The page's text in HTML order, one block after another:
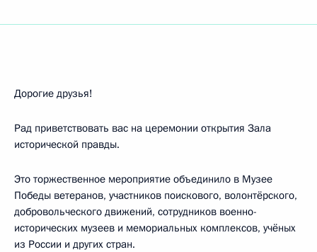
Дорогие друзья!
Рад приветствовать вас на церемонии открытия Зала
исторической правды.
Это торжественное мероприятие объединило в Музее
Победы ветеранов, участников поискового, волонтёрского,
добровольческого движений, сотрудников военно-
исторических музеев и мемориальных комплексов, учёных
из России и других стран.